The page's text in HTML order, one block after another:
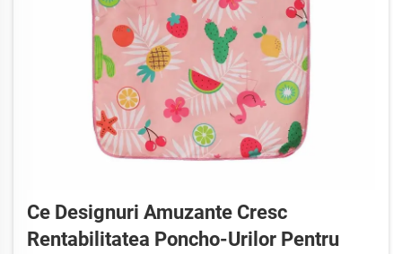
Ce Designuri Amuzante Cresc
Rentabilitatea Poncho-Urilor Pentru